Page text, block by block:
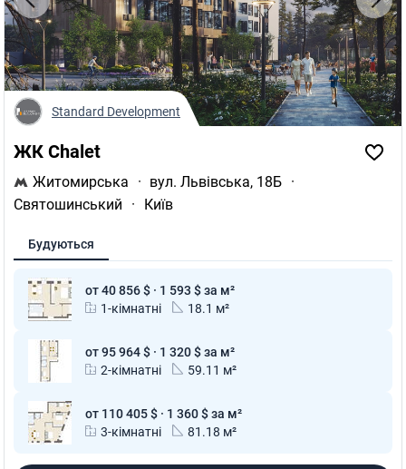
ЖК Chalet
Житомирська · вул. Львівська, 18Б ·
Святошинський
· Київ
Будуються
от 40 856 $ · 1 593 $ за м²
1-кімнатні
18.1 м²
от 95 964 $ · 1 320 $ за м²
2-кімнатні
59.11 м²
от 110 405 $ · 1 360 $ за м²
3-кімнатні
81.18 м²
Standard Development